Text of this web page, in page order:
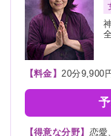
【料金】 20分9,900
【得意な分野】 恋愛